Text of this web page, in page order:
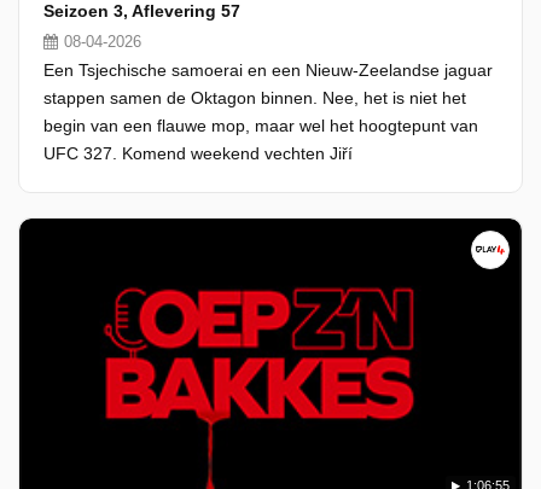
Seizoen 3, Aflevering 57
08-04-2026
Een Tsjechische samoerai en een Nieuw-Zeelandse jaguar
stappen samen de Oktagon binnen. Nee, het is niet het
begin van een flauwe mop, maar wel het hoogtepunt van
UFC 327. Komend weekend vechten Jiří
1:06:55